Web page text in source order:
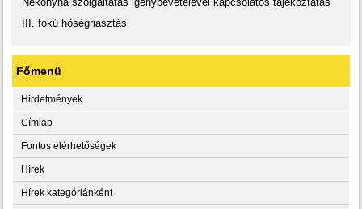
III. fokú hőségriasztás
Főmenü
Hirdetmények
Címlap
Fontos elérhetőségek
Hírek
Hírek kategóriánként